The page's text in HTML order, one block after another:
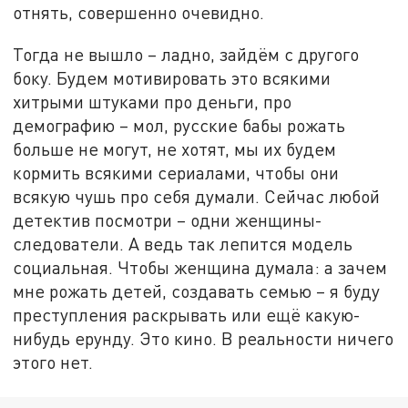
отнять, совершенно очевидно.
Тогда не вышло – ладно, зайдём с другого
боку. Будем мотивировать это всякими
хитрыми штуками про деньги, про
демографию – мол, русские бабы рожать
больше не могут, не хотят, мы их будем
кормить всякими сериалами, чтобы они
всякую чушь про себя думали. Сейчас любой
детектив посмотри – одни женщины-
следователи. А ведь так лепится модель
социальная. Чтобы женщина думала: а зачем
мне рожать детей, создавать семью – я буду
преступления раскрывать или ещё какую-
нибудь ерунду. Это кино. В реальности ничего
этого нет.